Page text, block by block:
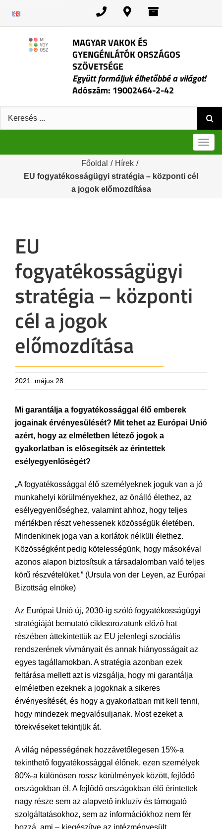
MAGYAR VAKOK ÉS
GYENGÉNLÁTÓK ORSZÁGOS
SZÖVETSÉGE
Együtt formáljuk élhetőbbé a világot!
Adószám: 19002464-2-42
Keresés:
Főoldal / Hírek /
EU fogyatékosságügyi stratégia – központi cél
a jogok előmozdítása
EU
fogyatékosságügyi
stratégia – központi
cél a jogok
előmozdítása
2021. május 28.
Mi garantálja a fogyatékossággal élő emberek
jogainak érvényesülését? Mit tehet az Európai Unió
azért, hogy az elméletben létező jogok a
gyakorlatban is elősegítsék az érintettek
esélyegyenlőségét?
„A fogyatékossággal élő személyeknek joguk van a jó
munkahelyi körülményekhez, az önálló élethez, az
esélyegyenlőséghez, valamint ahhoz, hogy teljes
mértékben részt vehessenek közösségük életében.
Mindenkinek joga van a korlátok nélküli élethez.
Közösségként pedig kötelességünk, hogy másokéval
azonos alapon biztosítsuk a társadalomban való teljes
körű részvételüket.” (Ursula von der Leyen, az Európai
Bizottság elnöke)
Az Európai Unió új, 2030-ig szóló fogyatékosságügyi
stratégiáját bemutató cikksorozatunk előző hat
részében áttekintettük az EU jelenlegi szociális
rendszerének vívmányait és annak hiányosságait az
egyes tagállamokban. A stratégia azonban ezek
feltárása mellett azt is vizsgálja, hogy mi garantálja
elméletben ezeknek a jogoknak a sikeres
érvényesítését, és hogy a gyakorlatban mit kell tenni,
hogy mindezek megvalósuljanak. Most ezeket a
törekvéseket tekintjük át.
A világ népességének hozzávetőlegesen 15%-a
tekinthető fogyatékossággal élőnek, ezen személyek
80%-a különösen rossz körülmények között, fejlődő
országokban él. A fejlődő országokban élő érintettek
nagy része sem az alapvető inkluzív és támogató
szolgáltatásokhoz, sem az információkhoz nem fér
hozzá, ami – kiegészítve az intézményesült